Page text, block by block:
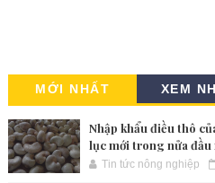
MỚI NHẤT XEM
Nhập khẩu điều thô
lục mới trong nửa đầu
Tin tức nông nghiệp